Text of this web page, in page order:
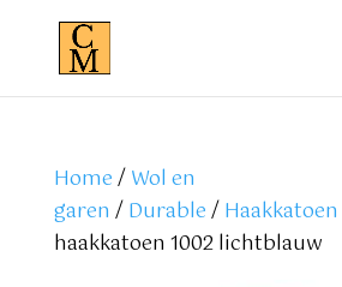
Home/Wol en
garen /Durable/Haakkatoen
haakkatoen 1002 lichtblauw